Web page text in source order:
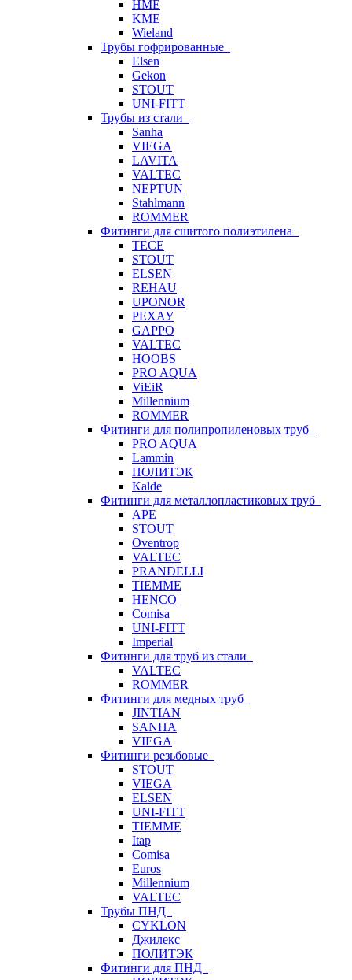
HME
KME
Wieland
Трубы гофрированные
Elsen
Gekon
STOUT
UNI-FITT
Трубы из стали
Sanha
VIEGA
LAVITA
VALTEC
NEPTUN
Stahlmann
ROMMER
Фитинги для сшитого полиэтилена
TECE
STOUT
ELSEN
REHAU
UPONOR
РЕХАУ
GAPPO
VALTEC
HOOBS
PRO AQUA
ViEiR
Millennium
ROMMER
Фитинги для полипропиленовых труб
PRO AQUA
Lammin
ПОЛИТЭК
Kalde
Фитинги для металлопластиковых труб
APE
STOUT
Oventrop
VALTEC
PRANDELLI
TIEMME
HENCO
Comisa
UNI-FITT
Imperial
Фитинги для труб из стали
VALTEC
ROMMER
Фитинги для медных труб
JINTIAN
SANHA
VIEGA
Фитинги резьбовые
STOUT
VIEGA
ELSEN
UNI-FITT
TIEMME
Itap
Comisa
Euros
Millennium
VALTEC
Трубы ПНД
CYKLON
Джилекс
ПОЛИТЭК
Фитинги для ПНД